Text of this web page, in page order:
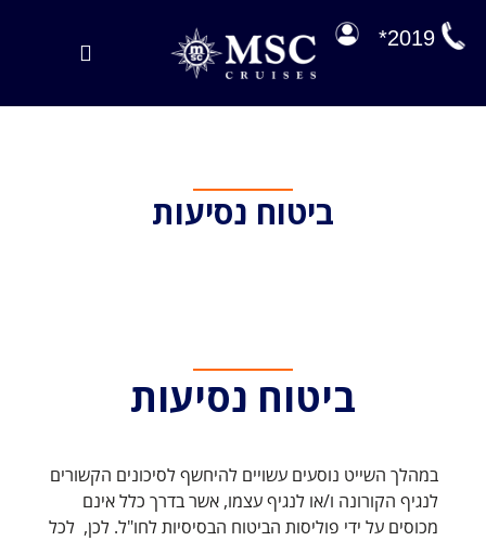
לתוכן
Toggle
2019*
ביטוח נסיעות
ביטוח נסיעות
במהלך השייט נוסעים עשויים להיחשף לסיכונים הקשורים
לנגיף הקורונה ו/או לנגיף עצמו, אשר בדרך כלל אינם
מכוסים על ידי פוליסות הביטוח הבסיסיות לחו"ל. לכן, לכל